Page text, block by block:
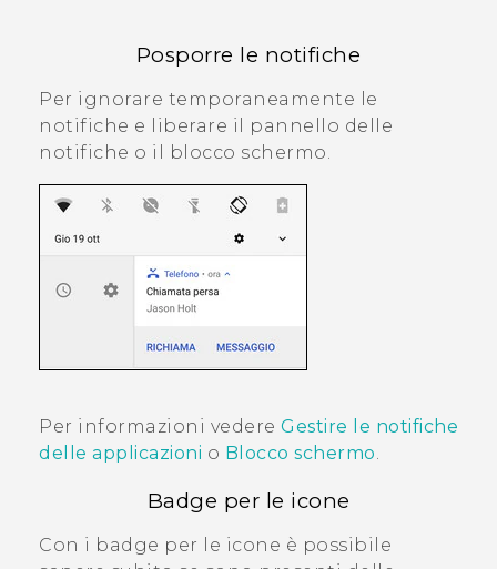
Posporre le notifiche
Per ignorare temporaneamente le
notifiche e liberare il pannello delle
notifiche o il blocco schermo.
Per informazioni vedere Gestire le notifiche
delle applicazioni o Blocco schermo
Badge per le icone
Con i badge per le icone è possibile